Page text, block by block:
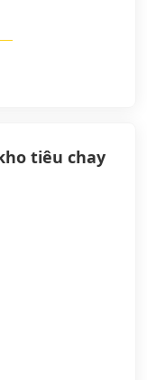
tiêu chay